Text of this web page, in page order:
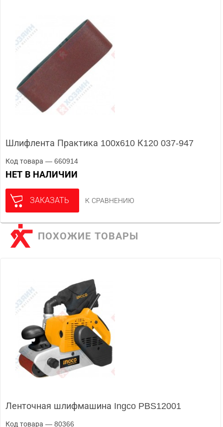
Шлифлента Практика 100х610 К120 037-947
Код товара — 660914
НЕТ В НАЛИЧИИ
ЗАКАЗАТЬ К СРАВНЕНИЮ
ПОХОЖИЕ ТОВАРЫ
Ленточная шлифмашина Ingco PBS12001
Код товара — 80366